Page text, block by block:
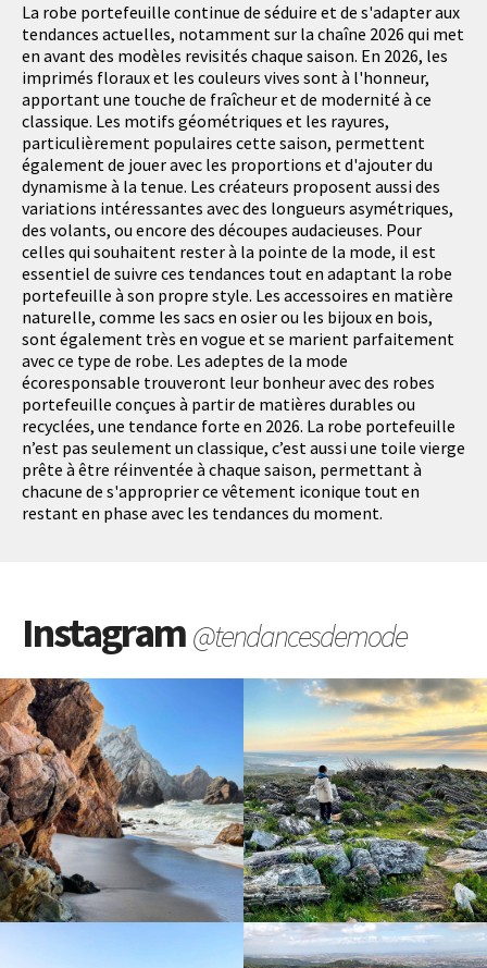
La robe portefeuille continue de séduire et de s'adapter aux
tendances actuelles, notamment sur la chaîne 2026 qui met
en avant des modèles revisités chaque saison. En 2026, les
imprimés floraux et les couleurs vives sont à l'honneur,
apportant une touche de fraîcheur et de modernité à ce
classique. Les motifs géométriques et les rayures,
particulièrement populaires cette saison, permettent
également de jouer avec les proportions et d'ajouter du
dynamisme à la tenue. Les créateurs proposent aussi des
variations intéressantes avec des longueurs asymétriques,
des volants, ou encore des découpes audacieuses. Pour
celles qui souhaitent rester à la pointe de la mode, il est
essentiel de suivre ces tendances tout en adaptant la robe
portefeuille à son propre style. Les accessoires en matière
naturelle, comme les sacs en osier ou les bijoux en bois,
sont également très en vogue et se marient parfaitement
avec ce type de robe. Les adeptes de la mode
écoresponsable trouveront leur bonheur avec des robes
portefeuille conçues à partir de matières durables ou
recyclées, une tendance forte en 2026. La robe portefeuille
n’est pas seulement un classique, c’est aussi une toile vierge
prête à être réinventée à chaque saison, permettant à
chacune de s'approprier ce vêtement iconique tout en
restant en phase avec les tendances du moment.
Instagram@tendancesdemode